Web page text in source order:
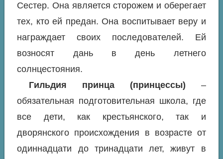
Сестер. Она является сторожем и оберегает
тех, кто ей предан. Она воспитывает веру и
награждает своих последователей. Ей
возносят дань в день летнего
солнцестояния.
Гильдия принца (принцессы) –
обязательная подготовительная школа, где
все дети, как крестьянского, так и
дворянского происхождения в возрасте от
одиннадцати до тринадцати лет, живут в